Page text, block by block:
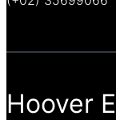
Hoover